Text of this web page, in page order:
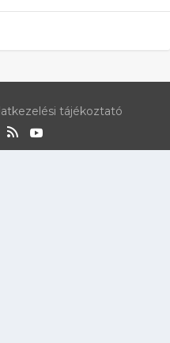
tájékoztató